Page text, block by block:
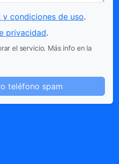
y condiciones de uso.
privacidad.
el servicio. Más info en la
teléfono spam